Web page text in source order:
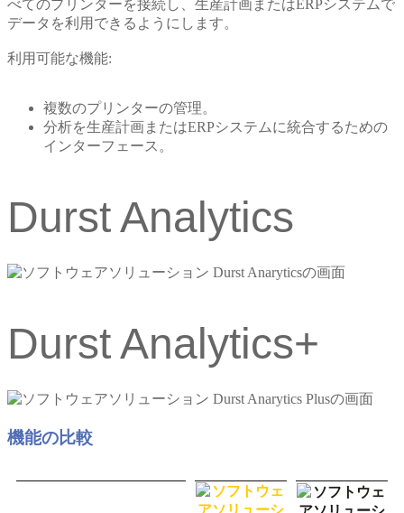
べてのプリンターを接続し、生産計画またはERPシステムで
データを利用できるようにします。
利用可能な機能:
複数のプリンターの管理。
分析を生産計画またはERPシステムに統合するための
インターフェース。
Durst Analytics
Durst Analytics+
機能の比較